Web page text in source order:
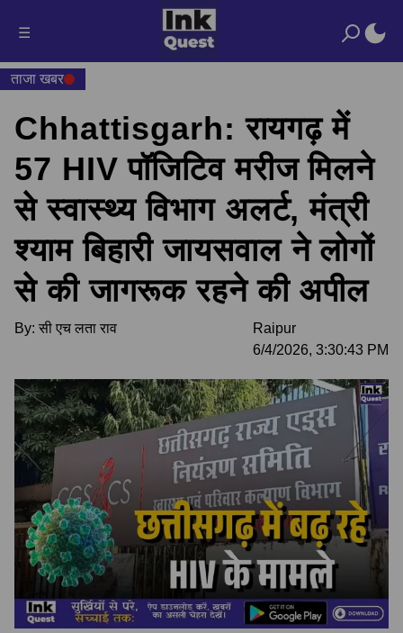
☰
ताजा खबर
Chhattisgarh: रायगढ़ में
57 HIV पॉजिटिव मरीज मिलने
से स्वास्थ्य विभाग अलर्ट, मंत्री
श्याम बिहारी जायसवाल ने लोगों
से की जागरूक रहने की अपील
By: सी एच लता राव
Raipur
6/4/2026, 3:30:43 PM